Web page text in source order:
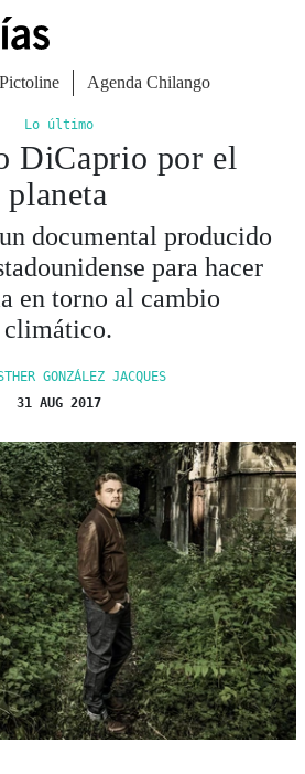
Pictoline Agenda Chilango
Lo último
DiCaprio por el
planeta
documental producido
para hacer
en torno al cambio
climático.
GONZÁLEZ JACQUES
31 AUG 2017